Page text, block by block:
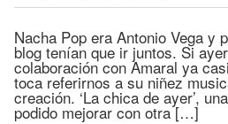
Nacha Pop era Antonio Vega y
blog tenían que ir juntos. Si
colaboración con Amaral ya
toca referirnos a su niñez
creación. ‘La chica de ayer’,
podido mejorar con otra […]